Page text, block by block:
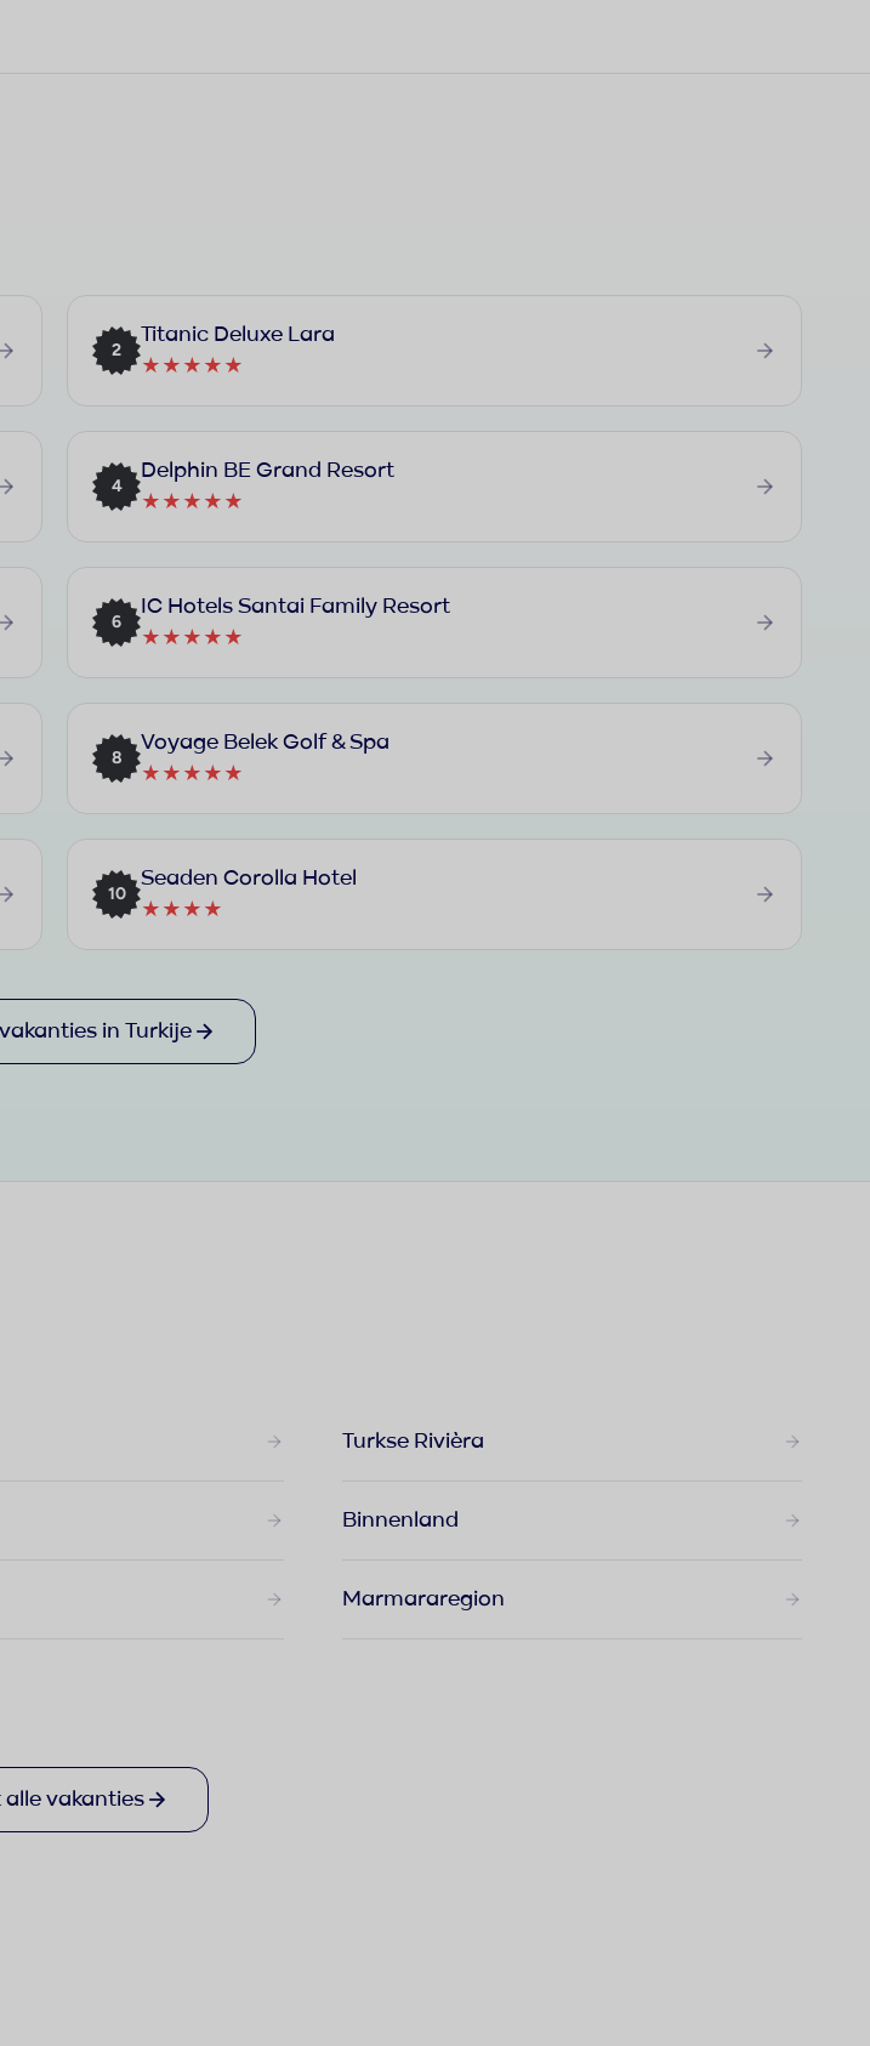
2
Titanic Deluxe Lara
★★★★★
4
Delphin BE Grand Resort
★★★★★
6
IC Hotels Santai Family Resort
★★★★★
8
Voyage Belek Golf & Spa
★★★★★
10
Seaden Corolla Hotel
★★★★
in Turkije
Turkse Rivièra
Binnenland
Marmararegion
alle vakanties